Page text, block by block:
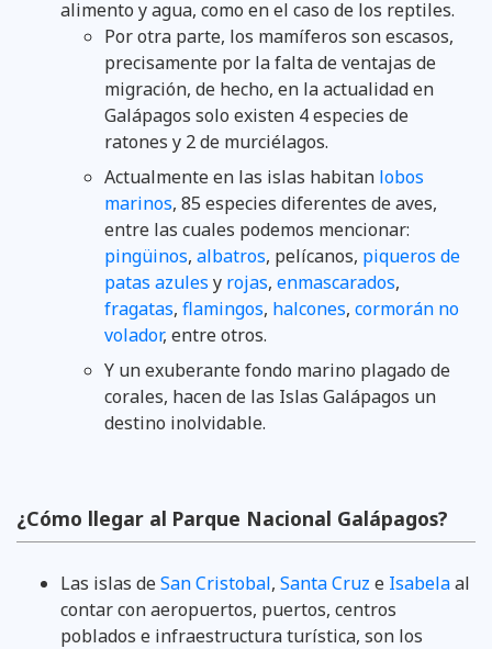
alimento y agua, como en el caso de los reptiles.
Por otra parte, los mamíferos son escasos,
precisamente por la falta de ventajas de
migración, de hecho, en la actualidad en
Galápagos solo existen 4 especies de
ratones y 2 de murciélagos.
Actualmente en las islas habitan lobos
marinos, 85 especies diferentes de aves,
entre las cuales podemos mencionar:
pingüinos, albatros, pelícanos, piqueros de
patas azules y rojas, enmascarados,
fragatas, flamingos, halcones, cormorán no
volador, entre otros.
Y un exuberante fondo marino plagado de
corales, hacen de las Islas Galápagos un
destino inolvidable.
¿Cómo llegar al Parque Nacional Galápagos?
Las islas deSan Cristobal, Santa Cruz e Isabelaal
contar con aeropuertos, puertos, centros
poblados e infraestructura turística, son los